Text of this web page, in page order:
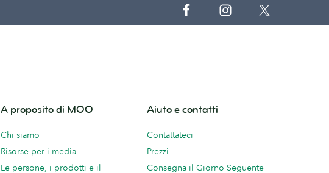
A proposito di MOO
Chi siamo
Risorse per i media
Le persone, i prodotti e il
Aiuto e contatti
Contattateci
Prezzi
Consegna il Giorno Seguente